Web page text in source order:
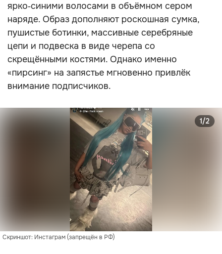
ярко‑синими волосами в объёмном сером
наряде. Образ дополняют роскошная сумка,
пушистые ботинки, массивные серебряные
цепи и подвеска в виде черепа со
скрещёнными костями. Однако именно
«пирсинг» на запястье мгновенно привлёк
внимание подписчиков.
Скриншот: Инстаграм (запрещён в РФ)
1/2